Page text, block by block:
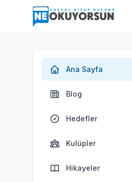
Ana Sayfa
Blog
Hedefler
Kulüpler
Hikayeler